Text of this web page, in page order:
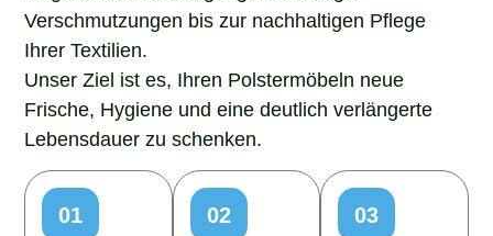
Verschmutzungen bis zur nachhaltigen Pflege
Ihrer Textilien.
Unser Ziel ist es, Ihren Polstermöbeln neue
Frische, Hygiene und eine deutlich verlängerte
Lebensdauer zu schenken.
01
02
03